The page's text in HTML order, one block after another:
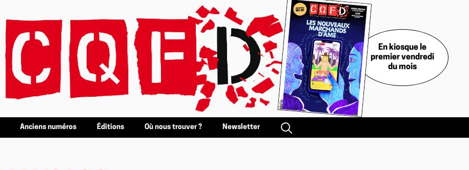
En kiosque le
premier vendredi
du mois
Anciens numéros Éditions Où nous trouver ? Newsletter